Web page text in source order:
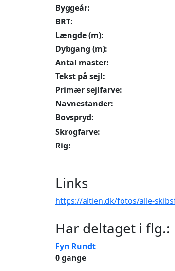
Byggeår:
BRT:
Længde (m):
Dybgang (m):
Antal master:
Tekst på sejl:
Primær sejlfarve:
Navnestander:
Bovspryd:
Skrogfarve:
Rig:
Links
https://altien.dk/fotos/alle-
Har deltaget i flg.:
Fyn Rundt
0 gange